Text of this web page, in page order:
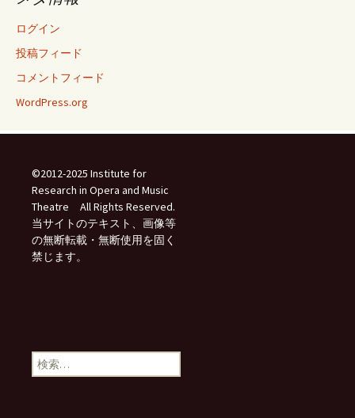
ログイン
投稿フィード
コメントフィード
WordPress.org
©2012-2025 Institute for
Research in Opera and Music
Theatre All Rights Reserved.
当サイトのテキスト、画像等
の無断転載・無断使用を固く
禁じます。
検
索: